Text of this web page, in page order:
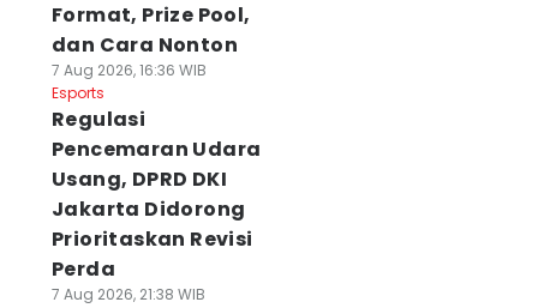
Format, Prize Pool,
dan Cara Nonton
7 Aug 2026, 16:36 WIB
Esports
Regulasi
Pencemaran Udara
Usang, DPRD DKI
Jakarta Didorong
Prioritaskan Revisi
Perda
7 Aug 2026, 21:38 WIB